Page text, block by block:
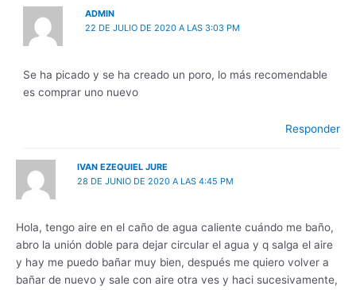
ADMIN
22 DE JULIO DE 2020 A LAS 3:03 PM
Se ha picado y se ha creado un poro, lo más recomendable
es comprar uno nuevo
Responder
IVAN EZEQUIEL JURE
28 DE JUNIO DE 2020 A LAS 4:45 PM
Hola, tengo aire en el caño de agua caliente cuándo me baño,
abro la unión doble para dejar circular el agua y q salga el aire
y hay me puedo bañar muy bien, después me quiero volver a
bañar de nuevo y sale con aire otra ves y haci sucesivamente,